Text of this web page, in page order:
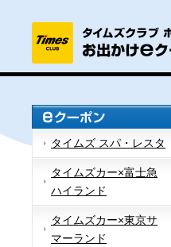
タイムズ スパ・レスタ
タイムズカー×富士急
ハイランド
タイムズカー×東京サ
マーランド